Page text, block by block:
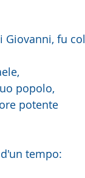
Giovanni, fu
popolo,
potente
tempo: